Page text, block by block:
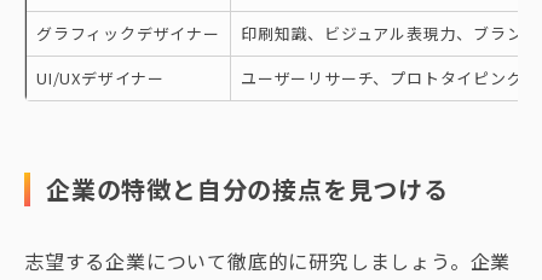
グラフィックデザイナー
印刷知識、ビジュアル表現力、ブラン
UI/UXデザイナー
ユーザーリサーチ、プロトタイピング
企業の特徴と自分の接点を見つける
志望する企業について徹底的に研究しましょう。企業